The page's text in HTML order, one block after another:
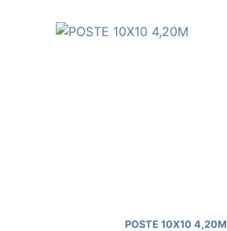
POSTE 10X10 4,20M